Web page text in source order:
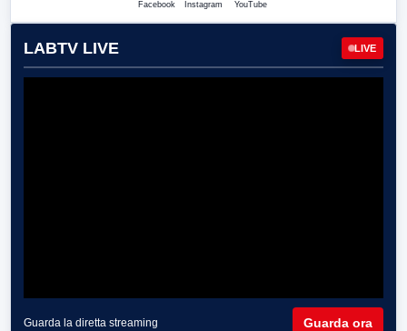
Facebook Instagram YouTube
LABTV LIVE LIVE
Guarda la diretta streaming Guarda ora